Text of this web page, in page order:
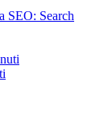
SEO: Search